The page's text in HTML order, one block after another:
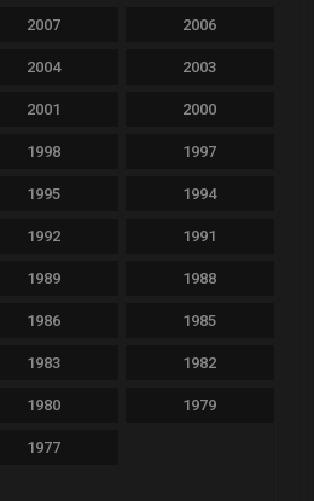
2007 2006
2004 2003
2001 2000
1998 1997
1995 1994
1992 1991
1989 1988
1986 1985
1983 1982
1980 1979
1977